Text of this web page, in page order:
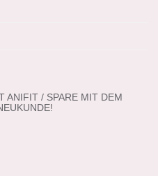
ANIFIT / SPARE MIT DEM